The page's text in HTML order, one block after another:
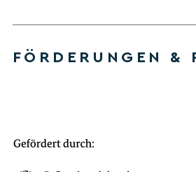
FÖRDERUNGEN &